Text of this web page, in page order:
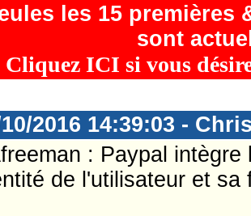
les 15 premières
sont
Cliquez ICI si vous
2016 14:39:03 -
: Paypal
de l'utilisateur et